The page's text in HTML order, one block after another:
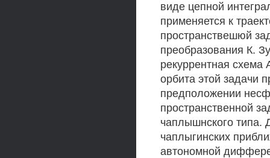
виде цепной
применяется к
пространствешюй
преобразования К.
рекуррентная схема
орбита этой задачи
предположении
пространственной
чаплышнского типа.
чаплыгинских
автономной